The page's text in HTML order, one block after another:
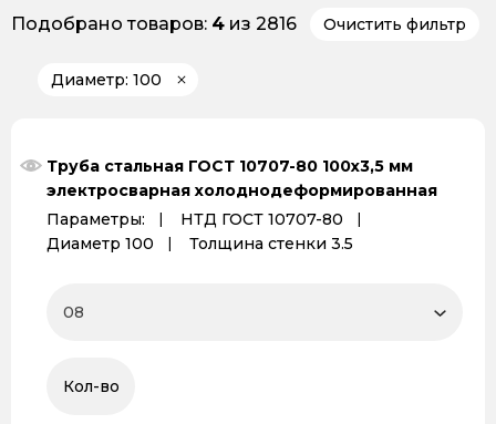
Подобрано товаров: 4 из 2816 Очистить фильтр
Диаметр: 100
Труба стальная ГОСТ 10707-80 100х3,5 мм
электросварная холоднодеформированная
Параметры:
НТД ГОСТ 10707-80
Диаметр 100
Толщина стенки 3.5